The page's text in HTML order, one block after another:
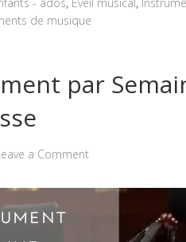
de musique
par
a Comment